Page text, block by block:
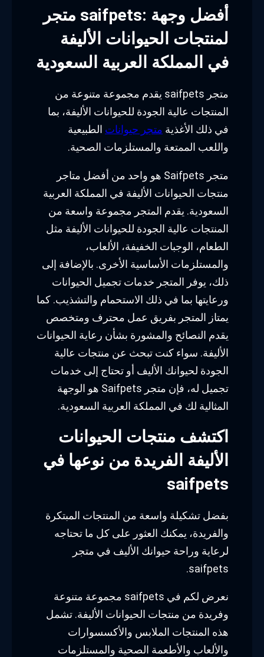
متجر saifpets: أفضل وجهة
لمنتجات الحيوانات الأليفة
في المملكة العربية السعودية
متجر saifpets يقدم مجموعة متنوعة من
المنتجات عالية الجودة للحيوانات الأليفة، بما
في ذلك الأغذية متجر حيوانات الطبيعية
واللعب الممتعة والمستلزمات الصحية.
متجر Saifpets هو واحد من أفضل متاجر
منتجات الحيوانات الأليفة في المملكة العربية
السعودية. يقدم المتجر مجموعة واسعة من
المنتجات عالية الجودة للحيوانات الأليفة مثل
الطعام، الوجبات الخفيفة، الألعاب،
والمستلزمات الأساسية الأخرى. بالإضافة إلى
ذلك، يوفر المتجر خدمات تجميل الحيوانات
ورعايتها بما في ذلك الاستحمام والتشذيب. كما
يمتاز المتجر بفريق عمل محترف ومتخصص
يقدم النصائح والمشورة بشأن رعاية الحيوانات
الأليفة. سواء كنت تبحث عن منتجات عالية
الجودة لحيوانك الأليف أو تحتاج إلى خدمات
تجميل له، فإن متجر Saifpets هو الوجهة
المثالية لك في المملكة العربية السعودية.
اكتشف منتجات الحيوانات
الأليفة الفريدة من نوعها في
saifpets
بفضل تشكيلة واسعة من المنتجات المبتكرة
والفريدة، يمكنك العثور على كل ما تحتاجه
لرعاية وراحة حيوانك الأليف في متجر
saifpets.
نعرض لكم في saifpets مجموعة متنوعة
وفريدة من منتجات الحيوانات الأليفة. تشمل
هذه المنتجات الملابس والأكسسوارات
والألعاب والأطعمة الصحية والمستلزمات